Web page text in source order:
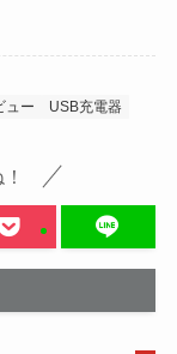
ュー USB充電器